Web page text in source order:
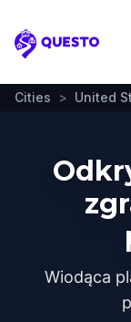
Questo
Cities > United
Wiodąca